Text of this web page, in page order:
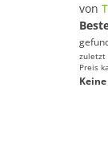
von
zuletzt
Preis